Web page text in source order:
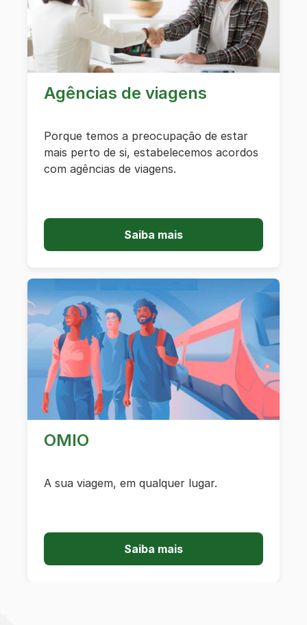
Agências de viagens
Porque temos a preocupação de estar
mais perto de si, estabelecemos acordos
com agências de viagens.
Saiba mais
OMIO
A sua viagem, em qualquer lugar.
Saiba mais